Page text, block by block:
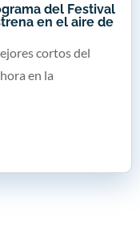
del Festival
en el aire de
cortos del
en la